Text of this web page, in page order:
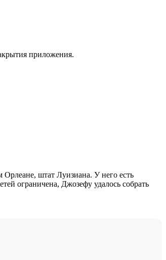
приложения.
Орлеане, штат Луизиана. У него есть
ограничена, Джозефу удалось собрать